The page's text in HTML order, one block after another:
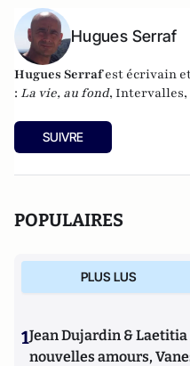
Hugues Serraf
Hugues Serrafest écrivain
: La vie, au fond, Intervalles,
SUIVRE
POPULAIRES
PLUS LUS
1Jean Dujardin &
nouvelles amours,